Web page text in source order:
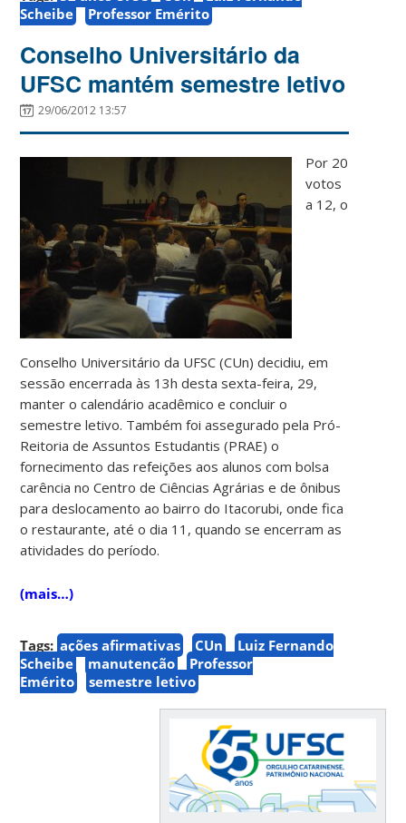
Scheibe
Professor Emérito
Conselho Universitário da
UFSC mantém semestre letivo
29/06/2012 13:57
Por 20
votos
a 12, o
Conselho Universitário da UFSC (CUn) decidiu, em
sessão encerrada às 13h desta sexta-feira, 29,
manter o calendário acadêmico e concluir o
semestre letivo. Também foi assegurado pela Pró-
Reitoria de Assuntos Estudantis (PRAE) o
fornecimento das refeições aos alunos com bolsa
carência no Centro de Ciências Agrárias e de ônibus
para deslocamento ao bairro do Itacorubi, onde fica
o restaurante, até o dia 11, quando se encerram as
atividades do período.
(mais…)
Tags: ações afirmativas CUn
Luiz Fernando
Scheibe
manutenção
Professor
Emérito
semestre letivo